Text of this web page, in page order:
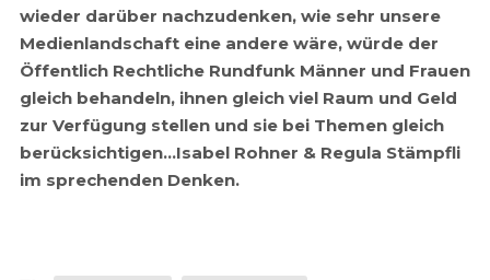
wieder darüber nachzudenken, wie sehr unsere
Medienlandschaft eine andere wäre, würde der
Öffentlich Rechtliche Rundfunk Männer und Frauen
gleich behandeln, ihnen gleich viel Raum und Geld
zur Verfügung stellen und sie bei Themen gleich
berücksichtigen…Isabel Rohner & Regula Stämpfli
im sprechenden Denken.